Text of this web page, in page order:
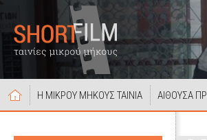
Η ΜΙΚΡΟΥ ΜΗΚΟΥΣ ΤΑΙΝΙΑ ΑΙΘΟΥΣΑ